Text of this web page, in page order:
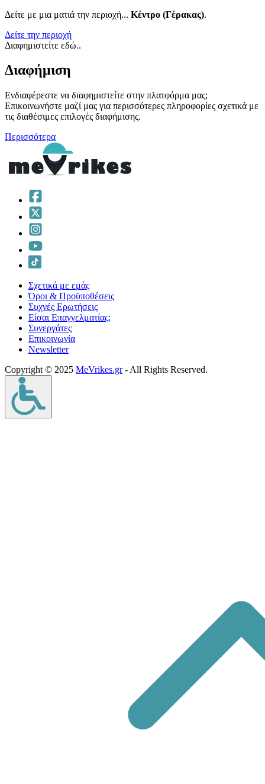
Δείτε με μια ματιά την περιοχή... Κέντρο (Γέρακας).
Δείτε την περιοχή
Διαφημιστείτε εδώ..
Διαφήμιση
Ενδιαφέρεστε να διαφημιστείτε στην πλατφόρμα μας;
Επικοινωνήστε μαζί μας για περισσότερες πληροφορίες σχετικά με
τις διαθέσιμες επιλογές διαφήμισης.
Περισσότερα
Σχετικά με εμάς
Όροι & Προϋποθέσεις
Συχνές Ερωτήσεις
Είσαι Επαγγελματίας;
Συνεργάτες
Επικοινωνία
Νewsletter
Copyright © 2025 MeVrikes.gr- All Rights Reserved.